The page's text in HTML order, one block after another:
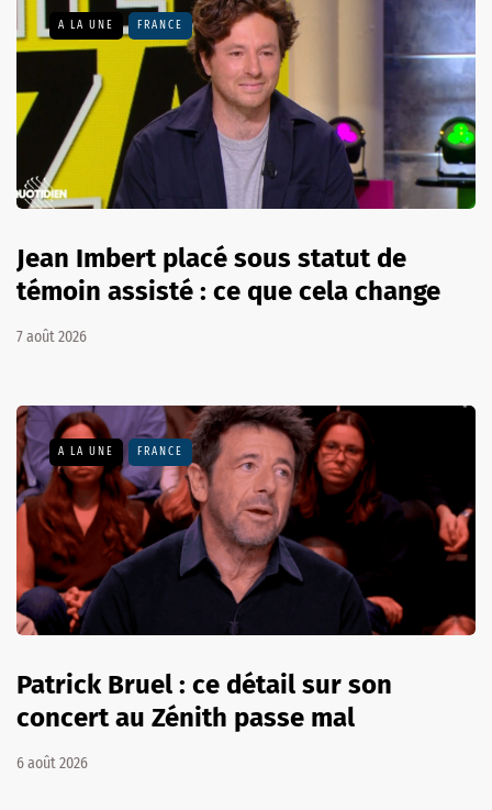
A LA UNE FRANCE
Jean Imbert placé sous statut de
témoin assisté : ce que cela change
7 août 2026
A LA UNE FRANCE
Patrick Bruel : ce détail sur son
concert au Zénith passe mal
6 août 2026